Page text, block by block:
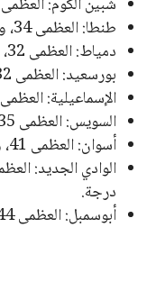
طنطا: العظمى 34، والمحسوسة 36، الصغرى 23 درجة.
دمياط: العظمى 32، والمحسوسة 35، الصغرى 24 درجة.
بورسعيد: العظمى 32، والمحسوسة 35، الصغرى 26 درجة.
الإسماعيلية: العظمى 37، والمحسوسة 39، الصغرى 23 درجة.
السويس: العظمى 35، والمحسوسة 37، الصغرى 24 درجة.
أسوان: العظمى 41، والمحسوسة 42، الصغرى 29 درجة.
درجة.
أبوسمبل: العظمى 44، والمحسوسة 45، الصغرى 29 درجة.